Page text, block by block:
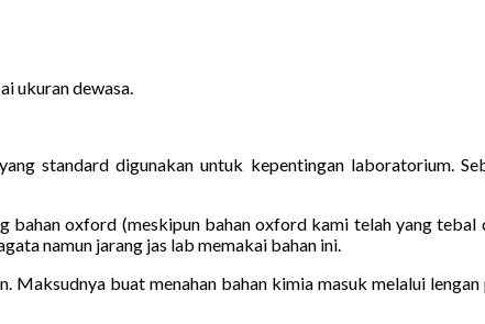
ukuran dewasa.
standard digunakan untuk kepentingan laboratorium.
bahan oxford (meskipun bahan oxford kami telah yang
namun jarang jas lab memakai bahan ini.
Maksudnya buat menahan bahan kimia masuk melalui